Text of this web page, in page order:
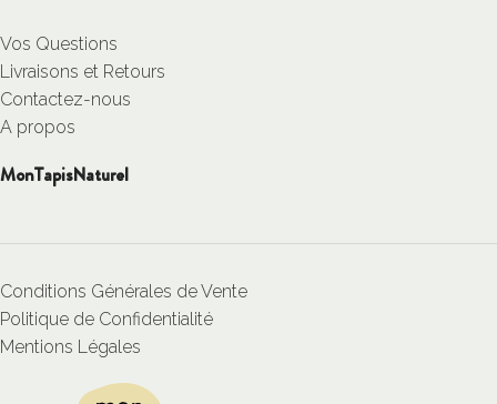
Vos Questions
Livraisons et Retours
Contactez-nous
A propos
MonTapisNaturel
Conditions Générales de Vente
Politique de Confidentialité
Mentions Légales